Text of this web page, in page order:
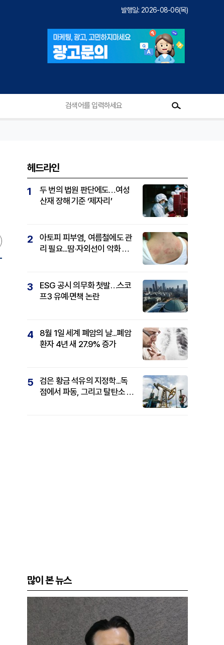
발행일: 2026-08-06(목)
헤드라인
1
두 번의 법원 판단에도…여성
산재 장해 기준 ‘제자리’
2
아토피 피부염, 여름철에도 관
리 필요...땀·자외선이 악화 요
3
ESG 공시 의무화 첫발…스코
프3 유예·면책 논란
4
8월 1일 세계 폐암의 날...폐암
환자 4년 새 27.9% 증가
5
검은 황금 석유의 지정학...독
점에서 파동, 그리고 탈탄소 패
많이 본 뉴스